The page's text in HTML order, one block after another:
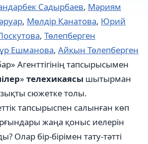
Садырбаев, Мәриям
, Мөлдір Қанатова, Юрий
, Төлепберген
Ешманова, Айқын Төлепберген
Агенттігінің тапсырысымен
» телехикаясы шытырман
сюжетке толы.
тапсырыспен салынған көп
жаңа қоныс иелерін
Олар бір-бірімен тату-тәтті